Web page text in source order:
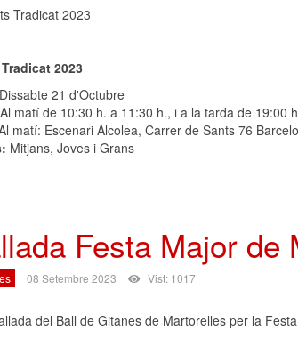
2023
Dissabte 21 d'Octubre
Al matí de 10:30 h. a 11:30 h., i a la tarda de 19:00
matí: Escenari Alcolea, Carrer de Sants 76
Mitjans, Joves i Grans
Festa Major de
08 Setembre 2023 Vist: 1017
del Ball de Gitanes de Martorelles per la